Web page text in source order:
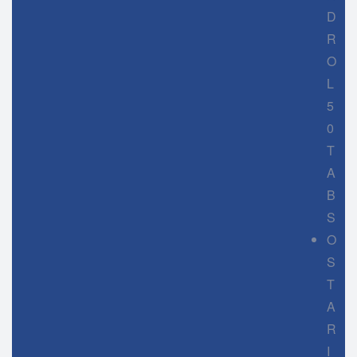
D
R
O
L
5
0
T
A
B
S
O
S
T
A
R
I